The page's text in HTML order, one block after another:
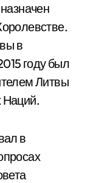
в
году был
Литвы
Наций.
в